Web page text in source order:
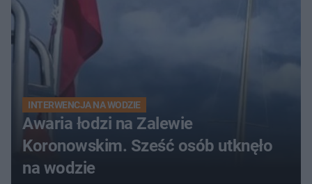
INTERWENCJA NA WODZIE
Awaria łodzi na Zalewie
Koronowskim. Sześć osób utknęło
na wodzie